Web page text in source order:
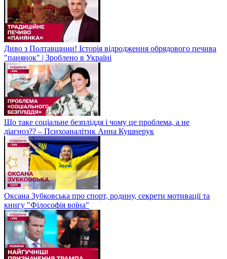
Диво з Полтавщини! Історія відродження обрядового печива
"панянок" | Зроблено в Україні
Що таке соціальне безпліддя і чому це проблема, а не
діагноз?? – Психоаналітик Анна Кушнерук
Оксана Зубковська про спорт, родину, секрети мотивації та
книгу "Філософія воїна"